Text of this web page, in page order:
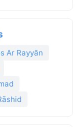
Ar Rayyān